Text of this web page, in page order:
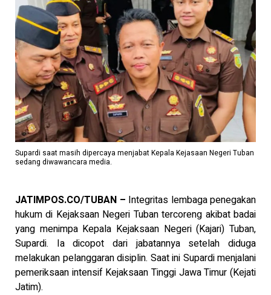
Supardi saat masih dipercaya menjabat Kepala Kejasaan Negeri Tuban
sedang diwawancara media.
JATIMPOS.CO/TUBAN – Integritas lembaga penegakan
hukum di Kejaksaan Negeri Tuban tercoreng akibat badai
yang menimpa Kepala Kejaksaan Negeri (Kajari) Tuban,
Supardi. Ia dicopot dari jabatannya setelah diduga
melakukan pelanggaran disiplin. Saat ini Supardi menjalani
pemeriksaan intensif Kejaksaan Tinggi Jawa Timur (Kejati
Jatim).